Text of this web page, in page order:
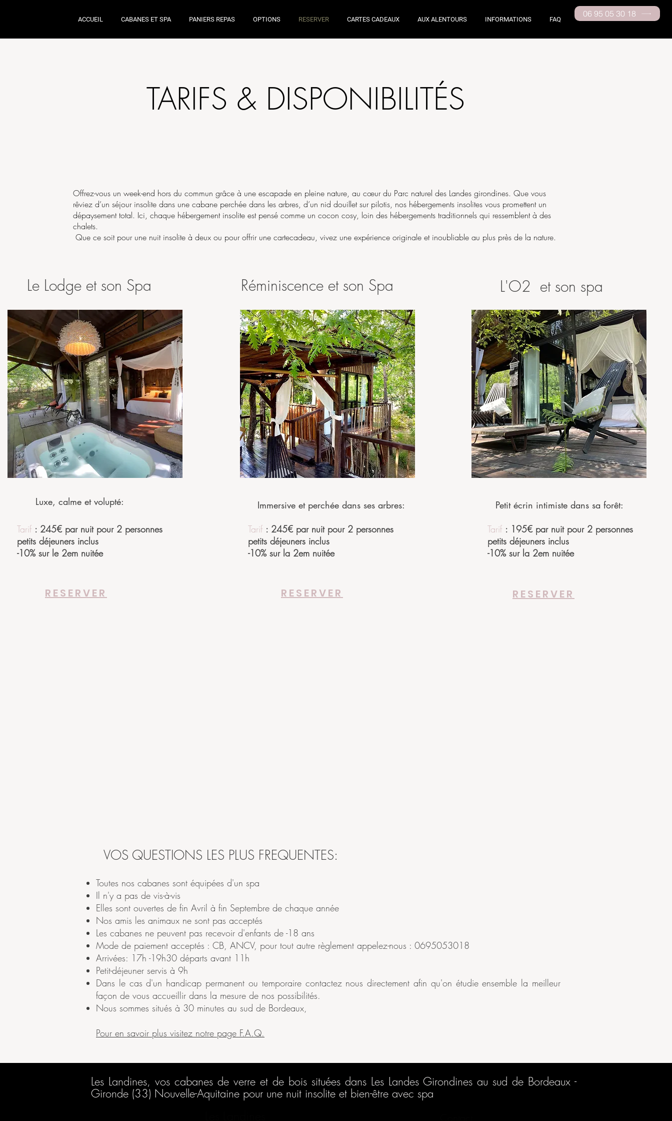
ACCUEIL CABANES ET SPA PANIERS REPAS OPTIONS RESERVER CARTES CADEAUX AUX ALENTOURS INFORMATIONS FAQ
06 95 05 30 18
TARIFS & DISPONIBILITÉS
Offrez-vous un week-end hors du commun grâce à une escapade en pleine nature, au cœur du Parc naturel des Landes girondines. Que vous
rêviez d’un séjour insolite dans une cabane perchée dans les arbres, d’un nid douillet sur pilotis, nos hébergements insolites vous promettent un
dépaysement total. Ici, chaque hébergement insolite est pensé comme un cocon cosy, loin des hébergements traditionnels qui ressemblent à des
chalets.
Que ce soit pour une nuit insolite à deux ou pour offrir une cartecadeau, vivez une expérience originale et inoubliable au plus près de la nature.
Le Lodge et son Spa
Luxe, calme et volupté:
Tarif : 245€ par nuit pour 2 personnes
petits déjeuners inclus
-10% sur le 2em nuitée
RESERVER
L'O2 et son spa
Réminiscence et son Spa
Immersive et perchée dans ses arbres:
Tarif : 245€ par nuit pour 2 personnes
petits déjeuners inclus
-10% sur la 2em nuitée
RESERVER
Petit écrin intimiste dans sa forêt:
RESERVER
Tarif : 195€ par nuit pour 2 personnes
petits déjeuners inclus
-10% sur la 2em nuitée
VOS QUESTIONS LES PLUS FREQUENTES:
Toutes nos cabanes sont équipées d'un spa
Il n'y a pas de vis-à-vis
Elles sont ouvertes de fin Avril à fin Septembre de chaque année
Nos amis les animaux ne sont pas acceptés
Les cabanes ne peuvent pas recevoir d'enfants de -18 ans
Mode de paiement acceptés : CB, ANCV, pour tout autre règlement appelez-nous : 0695053018
Arrivées: 17h -19h30 départs avant 11h
Petit-déjeuner servis à 9h
Dans le cas d'un handicap permanent ou temporaire contactez nous directement afin qu'on étudie ensemble la meilleur
façon de vous accueillir dans la mesure de nos possibilités.
Nous sommes situés à 30 minutes au sud de Bordeaux,
Pour en savoir plus visitez notre page F.A.Q.
Les Landines, vos cabanes de verre et de bois situées dans Les Landes Girondines au sud de Bordeaux -
Gironde (33) Nouvelle-Aquitaine pour une nuit insolite et bien-être avec spa